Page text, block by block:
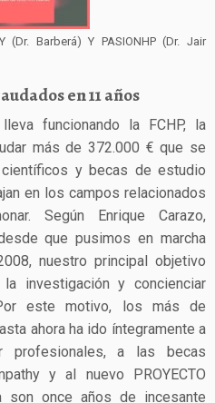
(Dr. Barberá) Y PASIONHP (Dr. Jair
en 11 años
funcionando la FCHP, la
más de 372.000 € que se
y becas de estudio
en los campos relacionados
Según Enrique Carazo,
que pusimos en marcha
nuestro principal objetivo
investigación y concienciar
este motivo, los más de
ahora ha ido íntegramente a
profesionales, a las becas
y al nuevo PROYECTO
son once años de incesante